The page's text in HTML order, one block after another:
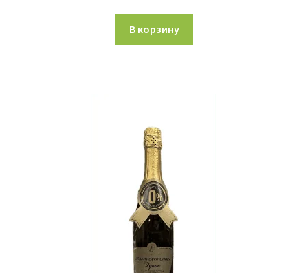
В корзину